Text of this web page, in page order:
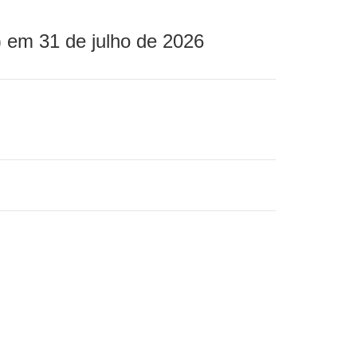
31 de julho de 2026